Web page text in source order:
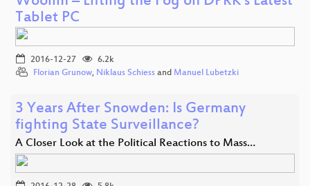
Tablet PC
2016-12-27
6.2k
Florian Grunow, Niklaus Schiess and Manuel Lubetzki
3 Years After Snowden: Is Germany
fighting State Surveillance?
A Closer Look at the Political Reactions to Mass…